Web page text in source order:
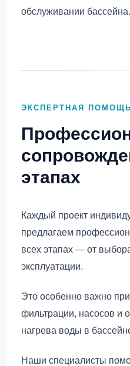
обслуживании бассейна.
ЭКСПЕРТНАЯ ПОМОЩЬ
этапах
Каждый проект
предлагаем
всех этапах — от
эксплуатации.
Это особенно важно
фильтрации, насосов и
нагрева воды в
Наши специалисты